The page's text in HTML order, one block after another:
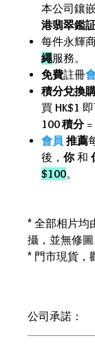
本公司鑲
港翡翠鑑
每件永輝
繩服務。
免費註冊
積分兌換
買 HK$1
100 積分=
會員 推薦
後， 你和
$100。
* 全部相片均
攝，並無修圖
* 門市現貨，
公司承諾：